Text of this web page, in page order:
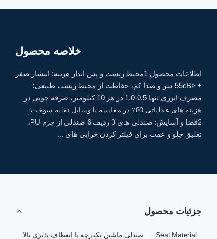
خلاصه محصول
اطلاعات محصول 1محیط زیست و پس انداز هزینه: انتشار صفر
+ ≤55dB سر و صدا کم، حفاظت از محیط زیست طبیعی؛
مصرف انرژی تنها 0.5-1.0 در هر 10 کیلومتر، صرفه جویی در
هزینه های عملیاتی 80٪ در مقایسه با وسایل نقلیه سوخت؛
2فضا و آسایش: صندلی های 3 ردیف 6 صندلی از چرم PU،
تعلیق جلو و عقب برای فیلتر کردن خرابی های ...
جزئیات محصول
Seat Material: صندلی ماشین یکپارچه با انعطاف پذیری بالا